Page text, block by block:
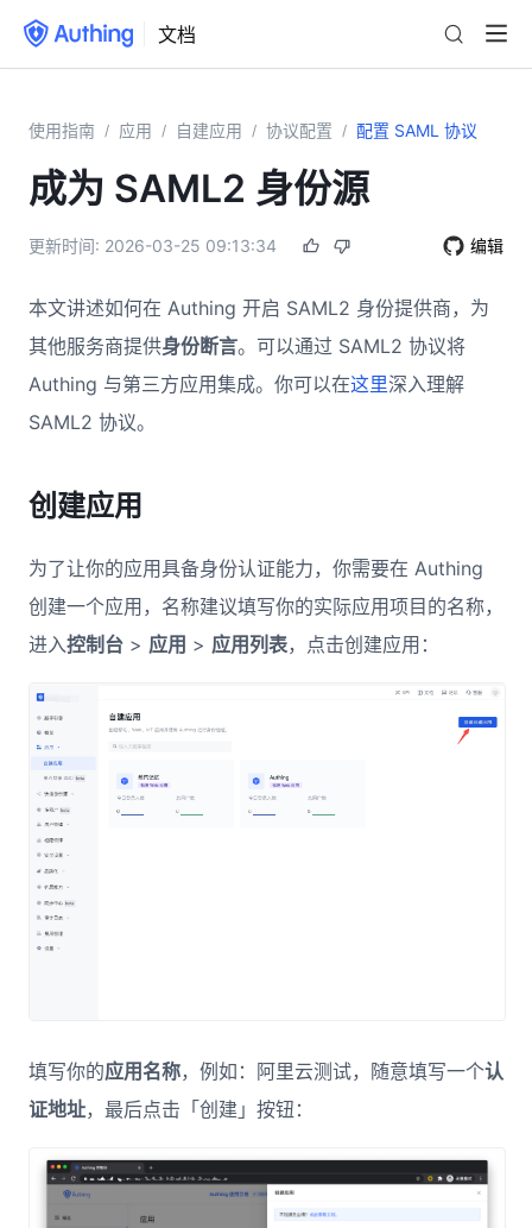
文档
使用指南 / 应用 / 自建应用 / 协议配置 / 配置 SAML 协议
成为 SAML2 身份源
更新时间: 2026-03-25 09:13:34 编辑
本文讲述如何在 Authing 开启 SAML2 身份提供商，为
其他服务商提供身份断言。可以通过 SAML2 协议将
Authing 与第三方应用集成。你可以在这里深入理解
SAML2 协议。
创建应用
为了让你的应用具备身份认证能力，你需要在 Authing
创建一个应用，名称建议填写你的实际应用项目的名称，
进入控制台 > 应用 > 应用列表，点击创建应用：
填写你的应用名称，例如：阿里云测试，随意填写一个认
证地址，最后点击「创建」按钮：